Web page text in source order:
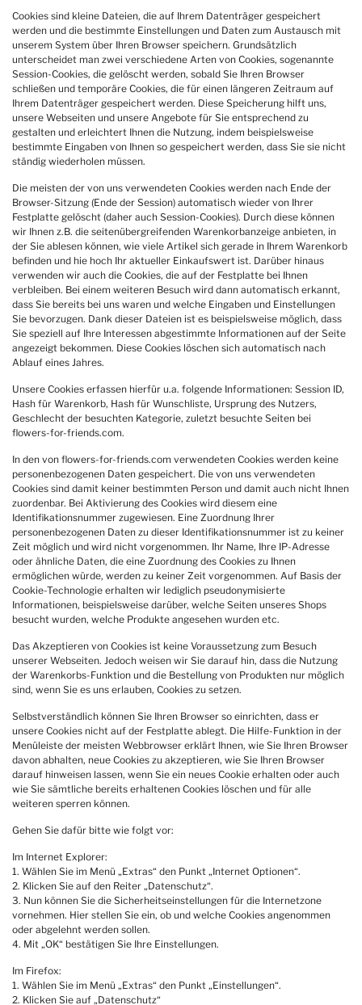
Cookies sind kleine Dateien, die auf Ihrem Datenträger gespeichert
werden und die bestimmte Einstellungen und Daten zum Austausch mit
unserem System über Ihren Browser speichern. Grundsätzlich
unterscheidet man zwei verschiedene Arten von Cookies, sogenannte
Session-Cookies, die gelöscht werden, sobald Sie Ihren Browser
schließen und temporäre Cookies, die für einen längeren Zeitraum auf
Ihrem Datenträger gespeichert werden. Diese Speicherung hilft uns,
unsere Webseiten und unsere Angebote für Sie entsprechend zu
gestalten und erleichtert Ihnen die Nutzung, indem beispielsweise
bestimmte Eingaben von Ihnen so gespeichert werden, dass Sie sie nicht
ständig wiederholen müssen.
Die meisten der von uns verwendeten Cookies werden nach Ende der
Browser-Sitzung (Ende der Session) automatisch wieder von Ihrer
Festplatte gelöscht (daher auch Session-Cookies). Durch diese können
wir Ihnen z.B. die seitenübergreifenden Warenkorbanzeige anbieten, in
der Sie ablesen können, wie viele Artikel sich gerade in Ihrem Warenkorb
befinden und hie hoch Ihr aktueller Einkaufswert ist. Darüber hinaus
verwenden wir auch die Cookies, die auf der Festplatte bei Ihnen
verbleiben. Bei einem weiteren Besuch wird dann automatisch erkannt,
dass Sie bereits bei uns waren und welche Eingaben und Einstellungen
Sie bevorzugen. Dank dieser Dateien ist es beispielsweise möglich, dass
Sie speziell auf Ihre Interessen abgestimmte Informationen auf der Seite
angezeigt bekommen. Diese Cookies löschen sich automatisch nach
Ablauf eines Jahres.
Unsere Cookies erfassen hierfür u.a. folgende Informationen: Session ID,
Hash für Warenkorb, Hash für Wunschliste, Ursprung des Nutzers,
Geschlecht der besuchten Kategorie, zuletzt besuchte Seiten bei
flowers-for-friends.com.
In den von flowers-for-friends.com verwendeten Cookies werden keine
personenbezogenen Daten gespeichert. Die von uns verwendeten
Cookies sind damit keiner bestimmten Person und damit auch nicht Ihnen
zuordenbar. Bei Aktivierung des Cookies wird diesem eine
Identifikationsnummer zugewiesen. Eine Zuordnung Ihrer
personenbezogenen Daten zu dieser Identifikationsnummer ist zu keiner
Zeit möglich und wird nicht vorgenommen. Ihr Name, Ihre IP-Adresse
oder ähnliche Daten, die eine Zuordnung des Cookies zu Ihnen
ermöglichen würde, werden zu keiner Zeit vorgenommen. Auf Basis der
Cookie-Technologie erhalten wir lediglich pseudonymisierte
Informationen, beispielsweise darüber, welche Seiten unseres Shops
besucht wurden, welche Produkte angesehen wurden etc.
Das Akzeptieren von Cookies ist keine Voraussetzung zum Besuch
unserer Webseiten. Jedoch weisen wir Sie darauf hin, dass die Nutzung
der Warenkorbs-Funktion und die Bestellung von Produkten nur möglich
sind, wenn Sie es uns erlauben, Cookies zu setzen.
Selbstverständlich können Sie Ihren Browser so einrichten, dass er
unsere Cookies nicht auf der Festplatte ablegt. Die Hilfe-Funktion in der
Menüleiste der meisten Webbrowser erklärt Ihnen, wie Sie Ihren Browser
davon abhalten, neue Cookies zu akzeptieren, wie Sie Ihren Browser
darauf hinweisen lassen, wenn Sie ein neues Cookie erhalten oder auch
wie Sie sämtliche bereits erhaltenen Cookies löschen und für alle
weiteren sperren können.
Gehen Sie dafür bitte wie folgt vor:
Im Internet Explorer:
1. Wählen Sie im Menü „Extras“ den Punkt „Internet Optionen“.
2. Klicken Sie auf den Reiter „Datenschutz“.
3. Nun können Sie die Sicherheitseinstellungen für die Internetzone
vornehmen. Hier stellen Sie ein, ob und welche Cookies angenommen
oder abgelehnt werden sollen.
4. Mit „OK“ bestätigen Sie Ihre Einstellungen.
Im Firefox:
1. Wählen Sie im Menü „Extras“ den Punkt „Einstellungen“.
2. Klicken Sie auf „Datenschutz“